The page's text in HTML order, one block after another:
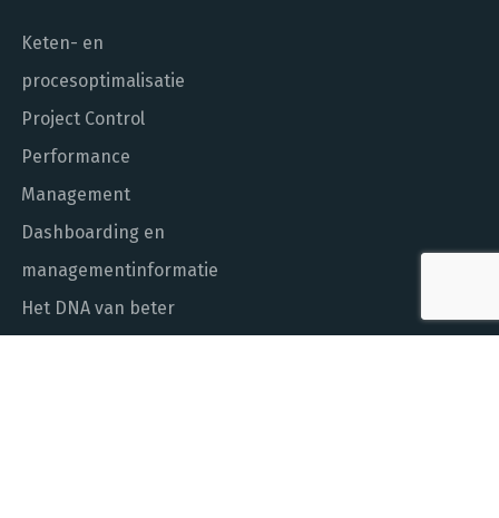
Keten- en
procesoptimalisatie
Project Control
Performance
Management
Dashboarding en
managementinformatie
Het DNA van beter